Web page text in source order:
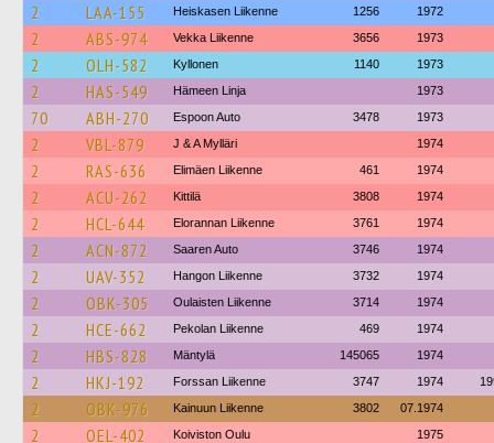
2 LAA-155 Heiskasen Liikenne 1256 1972
2 ABS-974 Vekka Liikenne 3656 1973
2 OLH-582 Kyllonen 1140 1973
2 HAS-549 Hämeen Linja 1973
70 ABH-270 Espoon Auto 3478 1973
2 VBL-879 J & A Mylläri 1974
2 RAS-636 Elimäen Liikenne 461 1974
2 ACU-262 Kittilä 3808 1974
2 HCL-644 Elorannan Liikenne 3761 1974
2 ACN-872 Saaren Auto 3746 1974
2 UAV-352 Hangon Liikenne 3732 1974
2 OBK-305 Oulaisten Liikenne 3714 1974
2 HCE-662 Pekolan Liikenne 469 1974
2 HBS-828 Mäntylä 145065 1974
2 HKJ-192 Forssan Liikenne 3747 1974
2 OBK-976 Kainuun Liikenne 3802 07.1974
2 OEL-402 Koiviston Oulu 1975